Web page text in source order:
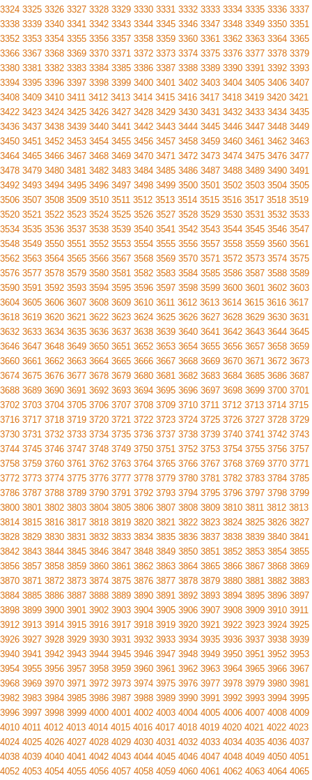
3324 3325 3326 3327 3328 3329 3330 3331 3332 3333 3334 3335 3336 3337
3338 3339 3340 3341 3342 3343 3344 3345 3346 3347 3348 3349 3350 3351
3352 3353 3354 3355 3356 3357 3358 3359 3360 3361 3362 3363 3364 3365
3366 3367 3368 3369 3370 3371 3372 3373 3374 3375 3376 3377 3378 3379
3380 3381 3382 3383 3384 3385 3386 3387 3388 3389 3390 3391 3392 3393
3394 3395 3396 3397 3398 3399 3400 3401 3402 3403 3404 3405 3406 3407
3408 3409 3410 3411 3412 3413 3414 3415 3416 3417 3418 3419 3420 3421
3422 3423 3424 3425 3426 3427 3428 3429 3430 3431 3432 3433 3434 3435
3436 3437 3438 3439 3440 3441 3442 3443 3444 3445 3446 3447 3448 3449
3450 3451 3452 3453 3454 3455 3456 3457 3458 3459 3460 3461 3462 3463
3464 3465 3466 3467 3468 3469 3470 3471 3472 3473 3474 3475 3476 3477
3478 3479 3480 3481 3482 3483 3484 3485 3486 3487 3488 3489 3490 3491
3492 3493 3494 3495 3496 3497 3498 3499 3500 3501 3502 3503 3504 3505
3506 3507 3508 3509 3510 3511 3512 3513 3514 3515 3516 3517 3518 3519
3520 3521 3522 3523 3524 3525 3526 3527 3528 3529 3530 3531 3532 3533
3534 3535 3536 3537 3538 3539 3540 3541 3542 3543 3544 3545 3546 3547
3548 3549 3550 3551 3552 3553 3554 3555 3556 3557 3558 3559 3560 3561
3562 3563 3564 3565 3566 3567 3568 3569 3570 3571 3572 3573 3574 3575
3576 3577 3578 3579 3580 3581 3582 3583 3584 3585 3586 3587 3588 3589
3590 3591 3592 3593 3594 3595 3596 3597 3598 3599 3600 3601 3602 3603
3604 3605 3606 3607 3608 3609 3610 3611 3612 3613 3614 3615 3616 3617
3618 3619 3620 3621 3622 3623 3624 3625 3626 3627 3628 3629 3630 3631
3632 3633 3634 3635 3636 3637 3638 3639 3640 3641 3642 3643 3644 3645
3646 3647 3648 3649 3650 3651 3652 3653 3654 3655 3656 3657 3658 3659
3660 3661 3662 3663 3664 3665 3666 3667 3668 3669 3670 3671 3672 3673
3674 3675 3676 3677 3678 3679 3680 3681 3682 3683 3684 3685 3686 3687
3688 3689 3690 3691 3692 3693 3694 3695 3696 3697 3698 3699 3700 3701
3702 3703 3704 3705 3706 3707 3708 3709 3710 3711 3712 3713 3714 3715
3716 3717 3718 3719 3720 3721 3722 3723 3724 3725 3726 3727 3728 3729
3730 3731 3732 3733 3734 3735 3736 3737 3738 3739 3740 3741 3742 3743
3744 3745 3746 3747 3748 3749 3750 3751 3752 3753 3754 3755 3756 3757
3758 3759 3760 3761 3762 3763 3764 3765 3766 3767 3768 3769 3770 3771
3772 3773 3774 3775 3776 3777 3778 3779 3780 3781 3782 3783 3784 3785
3786 3787 3788 3789 3790 3791 3792 3793 3794 3795 3796 3797 3798 3799
3800 3801 3802 3803 3804 3805 3806 3807 3808 3809 3810 3811 3812 3813
3814 3815 3816 3817 3818 3819 3820 3821 3822 3823 3824 3825 3826 3827
3828 3829 3830 3831 3832 3833 3834 3835 3836 3837 3838 3839 3840 3841
3842 3843 3844 3845 3846 3847 3848 3849 3850 3851 3852 3853 3854 3855
3856 3857 3858 3859 3860 3861 3862 3863 3864 3865 3866 3867 3868 3869
3870 3871 3872 3873 3874 3875 3876 3877 3878 3879 3880 3881 3882 3883
3884 3885 3886 3887 3888 3889 3890 3891 3892 3893 3894 3895 3896 3897
3898 3899 3900 3901 3902 3903 3904 3905 3906 3907 3908 3909 3910 3911
3912 3913 3914 3915 3916 3917 3918 3919 3920 3921 3922 3923 3924 3925
3926 3927 3928 3929 3930 3931 3932 3933 3934 3935 3936 3937 3938 3939
3940 3941 3942 3943 3944 3945 3946 3947 3948 3949 3950 3951 3952 3953
3954 3955 3956 3957 3958 3959 3960 3961 3962 3963 3964 3965 3966 3967
3968 3969 3970 3971 3972 3973 3974 3975 3976 3977 3978 3979 3980 3981
3982 3983 3984 3985 3986 3987 3988 3989 3990 3991 3992 3993 3994 3995
3996 3997 3998 3999 4000 4001 4002 4003 4004 4005 4006 4007 4008 4009
4010 4011 4012 4013 4014 4015 4016 4017 4018 4019 4020 4021 4022 4023
4024 4025 4026 4027 4028 4029 4030 4031 4032 4033 4034 4035 4036 4037
4038 4039 4040 4041 4042 4043 4044 4045 4046 4047 4048 4049 4050 4051
4052 4053 4054 4055 4056 4057 4058 4059 4060 4061 4062 4063 4064 4065